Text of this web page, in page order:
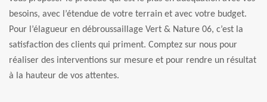
besoins, avec l’étendue de votre terrain et avec votre budget.
Pour l’élagueur en débroussaillage Vert & Nature 06, c’est la
satisfaction des clients qui priment. Comptez sur nous pour
réaliser des interventions sur mesure et pour rendre un résultat
à la hauteur de vos attentes.